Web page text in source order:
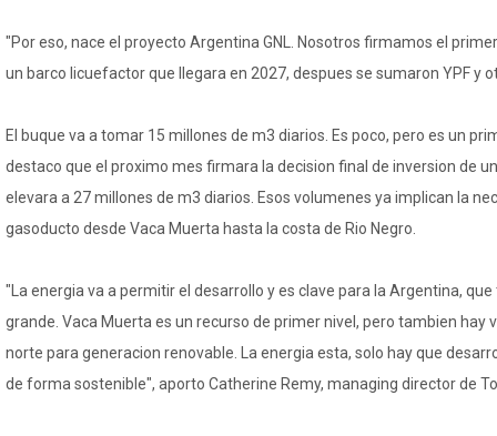
"Por eso, nace el proyecto Argentina GNL. Nosotros firmamos el
un barco licuefactor que llegara en 2027, despues se sumaron YPF y
El buque va a tomar 15 millones de m3 diarios. Es poco, pero es un
destaco que el proximo mes firmara la decision final de inversion de
elevara a 27 millones de m3 diarios. Esos volumenes ya implican la
gasoducto desde Vaca Muerta hasta la costa de Rio Negro.
"La energia va a permitir el desarrollo y es clave para la Argentina,
grande. Vaca Muerta es un recurso de primer nivel, pero tambien hay
norte para generacion renovable. La energia esta, solo hay que
de forma sostenible", aporto Catherine Remy, managing director de